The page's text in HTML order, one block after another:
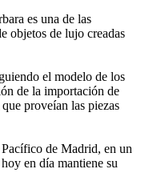
es una de las
objetos de lujo creadas
el modelo de los
de la importación de
proveían las piezas
de Madrid, en un
en día mantiene su